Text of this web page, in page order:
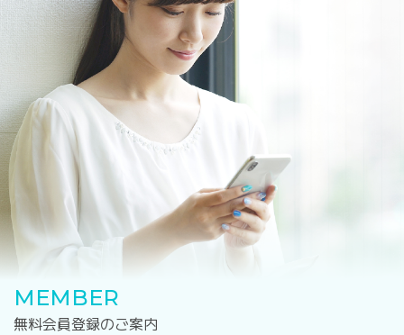
MEMBER
無料会員登録のご案内